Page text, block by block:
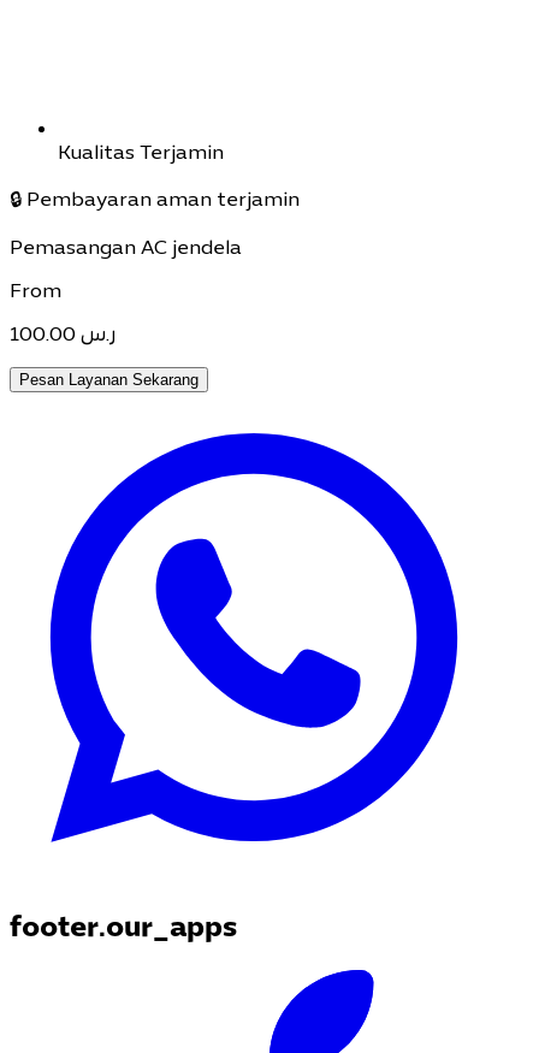
Kualitas Terjamin
🔒 Pembayaran aman terjamin
Pemasangan AC jendela
From
100.00 ر.س
Pesan Layanan Sekarang
footer.our_apps